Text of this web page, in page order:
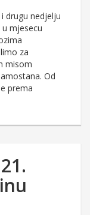
drugu nedjelju
mjesecu
za
misom
Od
prema